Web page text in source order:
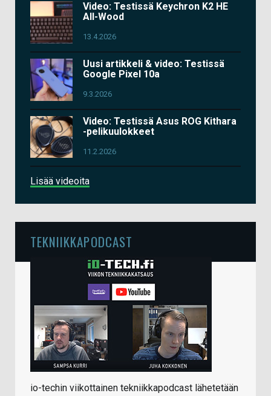
Video: Testissä Keychron K2 HE
All-Wood
13.4.2026
Uusi artikkeli & video: Testissä
Google Pixel 10a
9.3.2026
Video: Testissä Asus ROG Kithara
-pelikuulokkeet
11.2.2026
Lisää videoita
TEKNIIKKAPODCAST
io-techin viikottainen tekniikkapodcast lähetetään